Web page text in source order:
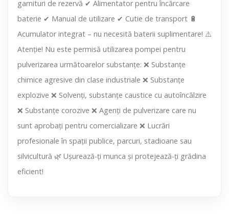
garnituri de rezervă ✔ Alimentator pentru încărcare
baterie ✔ Manual de utilizare ✔ Cutie de transport 🔋
Acumulator integrat – nu necesită baterii suplimentare! ⚠️
Atenție! Nu este permisă utilizarea pompei pentru
pulverizarea următoarelor substanțe: ❌ Substanțe
chimice agresive din clase industriale ❌ Substanțe
explozive ❌ Solvenți, substanțe caustice cu autoîncălzire
❌ Substanțe corozive ❌ Agenți de pulverizare care nu
sunt aprobați pentru comercializare ❌ Lucrări
profesionale în spații publice, parcuri, stadioane sau
silvicultură 🌿 Ușurează-ți munca și protejează-ți grădina
eficient!